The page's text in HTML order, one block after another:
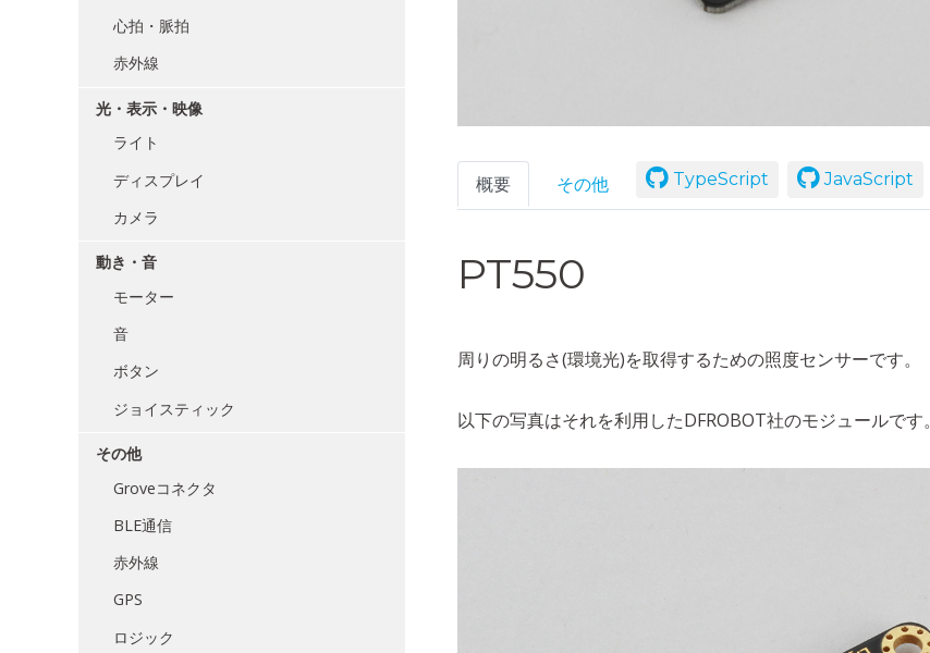
心拍・脈拍
赤外線
光・表示・映像
ライト
ディスプレイ
カメラ
動き・音
モーター
音
ボタン
ジョイスティック
その他
Groveコネクタ
BLE通信
赤外線
GPS
ロジック
概要 その他 TypeScript JavaScript
PT550
周りの明るさ(環境光)を取得するための照度センサーです。
以下の写真はそれを利用したDFROBOT社のモジュールです。